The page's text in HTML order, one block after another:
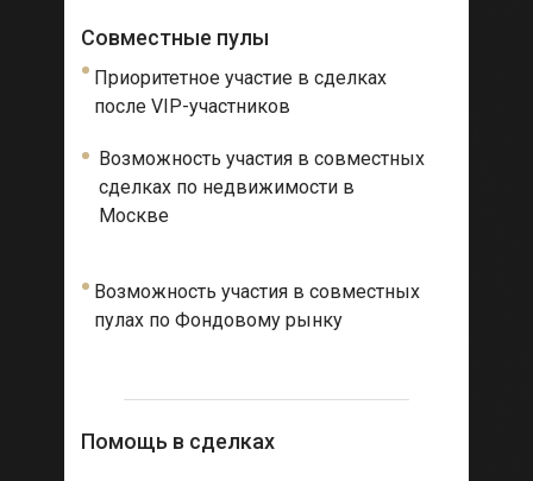
Приоритетное участие в сделках
после VIP-участников
Совместные пулы
Помощь в сделках
Возможность участия в совместных
сделках по недвижимости в
Москве
Возможность участия в совместных
пулах по Фондовому рынку